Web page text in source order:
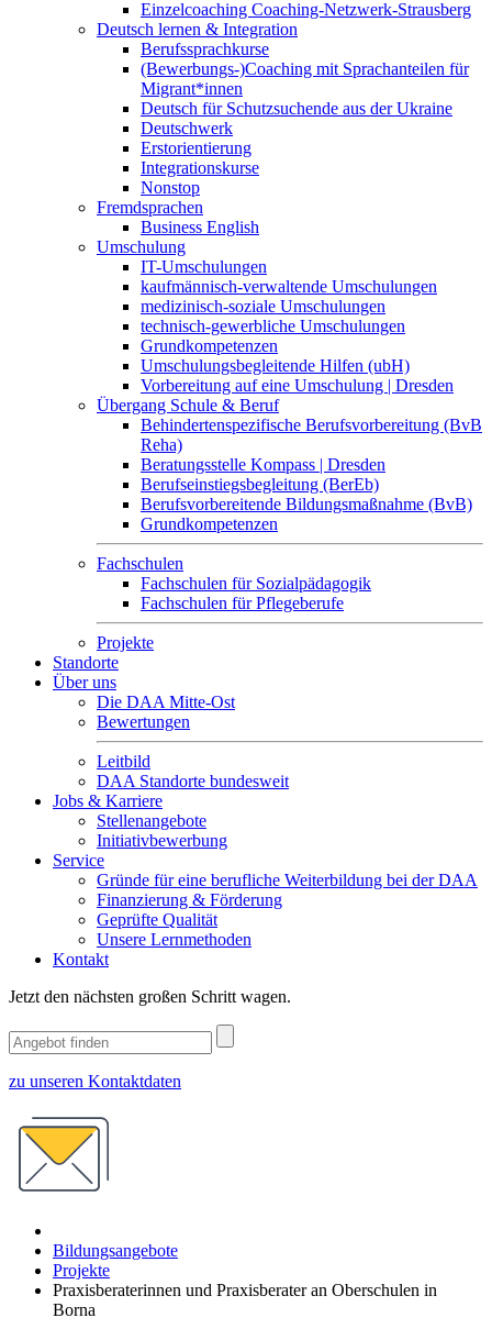
Einzelcoaching Coaching-Netzwerk-Strausberg
Deutsch lernen & Integration
Berufssprachkurse
(Bewerbungs-)Coaching mit Sprachanteilen für
Migrant*innen
Deutsch für Schutzsuchende aus der Ukraine
Deutschwerk
Erstorientierung
Integrationskurse
Nonstop
Fremdsprachen
Business English
Umschulung
IT-Umschulungen
kaufmännisch-verwaltende Umschulungen
medizinisch-soziale Umschulungen
technisch-gewerbliche Umschulungen
Grundkompetenzen
Umschulungsbegleitende Hilfen (ubH)
Vorbereitung auf eine Umschulung | Dresden
Übergang Schule & Beruf
Behindertenspezifische Berufsvorbereitung (BvB
Reha)
Beratungsstelle Kompass | Dresden
Berufseinstiegsbegleitung (BerEb)
Berufsvorbereitende Bildungsmaßnahme (BvB)
Grundkompetenzen
Fachschulen
Fachschulen für Sozialpädagogik
Fachschulen für Pflegeberufe
Projekte
Standorte
Über uns
Die DAA Mitte-Ost
Bewertungen
Leitbild
DAA Standorte bundesweit
Jobs & Karriere
Stellenangebote
Initiativbewerbung
Service
Gründe für eine berufliche Weiterbildung bei der DAA
Finanzierung & Förderung
Geprüfte Qualität
Unsere Lernmethoden
Kontakt
Jetzt den nächsten großen Schritt wagen.
zu unseren Kontaktdaten
Bildungsangebote
Projekte
Praxisberaterinnen und Praxisberater an Oberschulen in
Borna